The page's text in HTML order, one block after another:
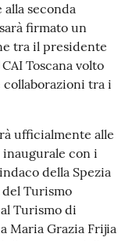
alla seconda
firmato un
tra il presidente
Toscana volto
tra i
ufficialmente alle
inaugurale con i
della Spezia
Turismo
al Turismo di
Maria Grazia Frijia